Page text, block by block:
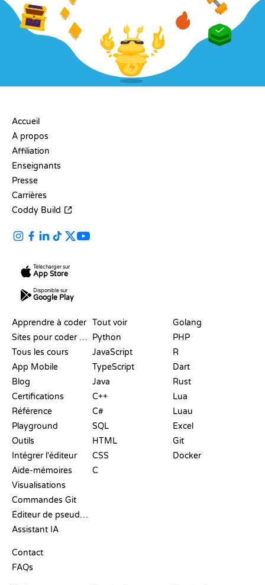
Accueil
À propos
Affiliation
Enseignants
Presse
Carrières
Coddy Build
Télécharger sur
App Store
Disponible sur
Google Play
Apprendre à coder
Sites pour coder gratuitement
Tous les cours
App Mobile
Blog
Certifications
Référence
Playground
Outils
Intégrer l'éditeur
Aide-mémoires
Visualisations
Commandes Git
Éditeur de pseudo-code
Assistant IA
Contact
FAQs
Tout voir
Python
JavaScript
TypeScript
Java
C++
C#
SQL
HTML
CSS
C
Golang
PHP
R
Dart
Rust
Lua
Luau
Excel
Git
Docker